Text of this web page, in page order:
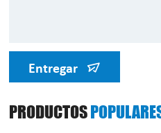
Entregar
PRODUCTOS